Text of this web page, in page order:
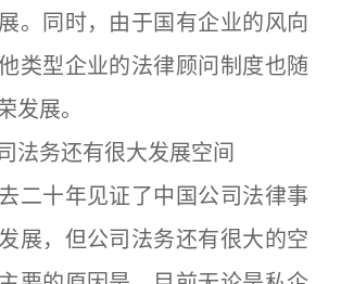
。同时，由于国有企业的风向
类型企业的法律顾问制度也随
发展。
务还有很大发展空间
十年见证了中国公司法律事
展，但公司法务还有很大的空